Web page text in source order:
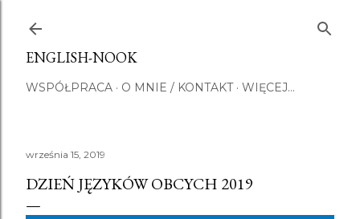
ENGLISH-NOOK
WSPÓŁPRACA O MNIE / KONTAKT WIĘCEJ…
września 15, 2019
DZIEŃ JĘZYKÓW OBCYCH 2019